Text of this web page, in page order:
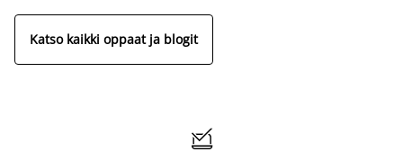
Katso kaikki oppaat ja blogit
